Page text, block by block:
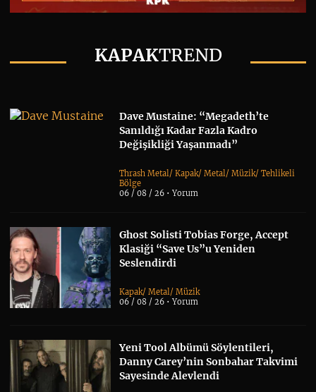
KAPAKTREND
Dave Mustaine: “Megadeth’te
Sanıldığı Kadar Fazla Kadro
Değişikliği Yaşanmadı”
Thrash Metal/Kapak/Metal/Müzik/Tehlikeli
Bölge
06 / 08 / 26 •Yorum
Ghost Solisti Tobias Forge, Accept
Klasiği “Save Us”u Yeniden
Seslendirdi
Kapak/Metal/Müzik
06 / 08 / 26 •Yorum
Yeni Tool Albümü Söylentileri,
Danny Carey’nin Sonbahar Takvimi
Sayesinde Alevlendi